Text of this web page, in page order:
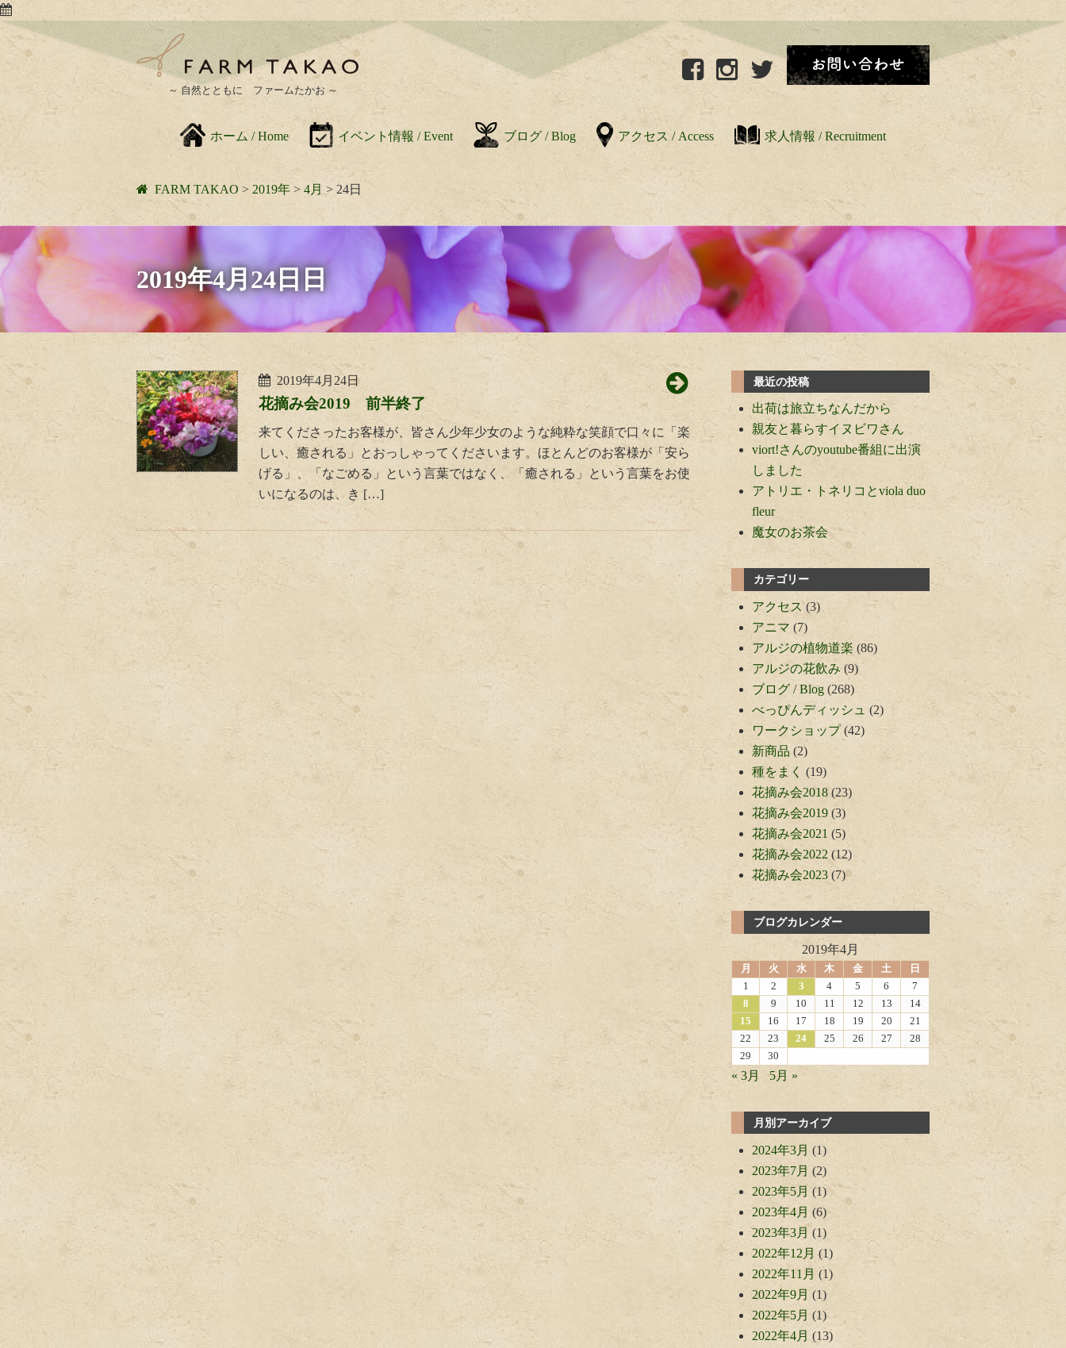
～ 自然とともに ファームたかお ～
ホーム / Home イベント情報 / Event ブログ / Blog アクセス / Access 求人情報 / Recruitment
FARM TAKAO > 2019年 > 4月 > 24日
2019年4月24日日
2019年4月24日
花摘み会2019 前半終了
来てくださったお客様が、皆さん少年少女のような純粋な笑顔で口々に「楽
しい、癒される」とおっしゃってくださいます。ほとんどのお客様が「安ら
げる」、「なごめる」という言葉ではなく、「癒される」という言葉をお使
いになるのは、き […]
最近の投稿
出荷は旅立ちなんだから
親友と暮らすイヌビワさん
viort!さんのyoutube番組に出演
しました
アトリエ・トネリコとviola duo
fleur
魔女のお茶会
カテゴリー
アクセス(3)
アニマ (7)
アルジの植物道楽 (86)
アルジの花飲み (9)
ブログ / Blog(268)
べっぴんディッシュ (2)
ワークショップ(42)
新商品 (2)
種をまく (19)
花摘み会2018(23)
花摘み会2019(3)
花摘み会2021 (5)
花摘み会2022 (12)
花摘み会2023(7)
ブログカレンダー
2019年4月
月 火 水 木 金 土
日
1
2 3 4 5 6
7
8
9 10 11 12 13
14
15
16 17 18 19 20
21
22
23 24 25 26 27
28
29
30
« 3月 5月 »
月別アーカイブ
2024年3月 (1)
2023年7月 (2)
2023年5月 (1)
2023年4月 (6)
2023年3月 (1)
2022年12月 (1)
2022年11月 (1)
2022年9月 (1)
2022年5月 (1)
2022年4月 (13)